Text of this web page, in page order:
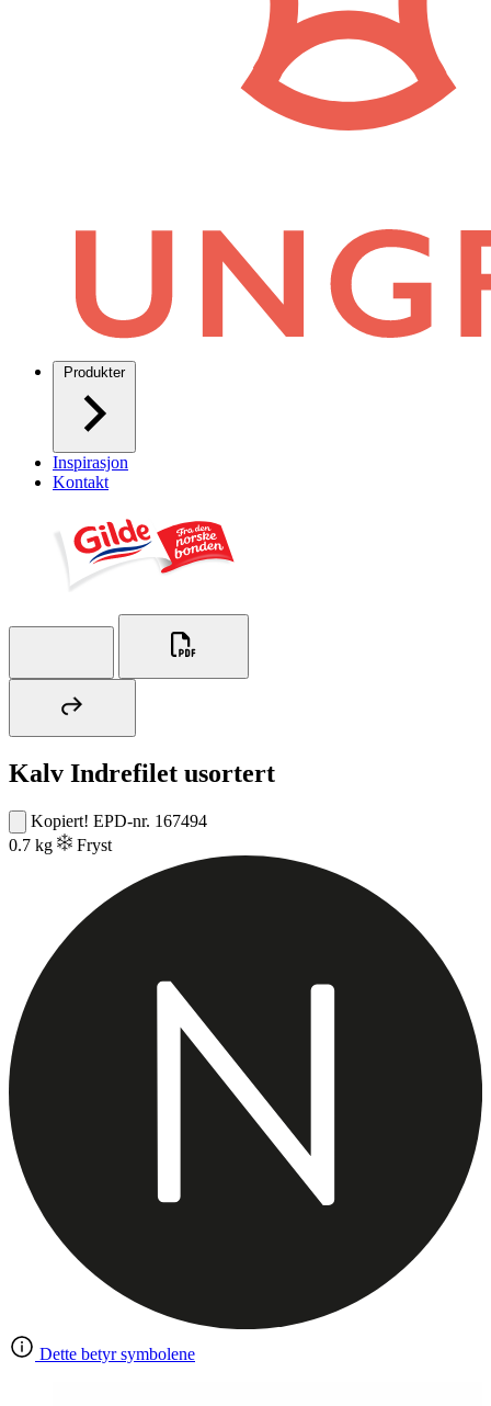
Produkter
Inspirasjon
Kontakt
Kalv Indrefilet usortert
Kopiert! EPD-nr. 167494
0.7 kg
Fryst
Dette betyr symbolene